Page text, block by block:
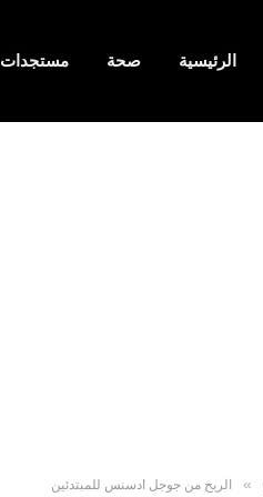
الرئيسية صحة مستجدات
» الربح من جوجل ادسنس للمبتدئين